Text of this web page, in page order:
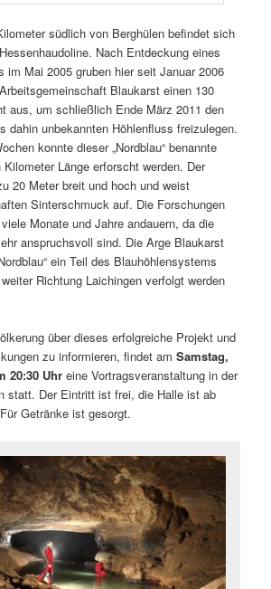
südlich von Berghülen befindet sich
Nach Entdeckung eines
im Mai 2005 gruben hier seit Januar 2006
Blaukarst einen 130
aus, um schließlich Ende März 2011 den
dahin unbekannten Höhlenfluss freizulegen.
konnte dieser „Nordblau“ benannte
Länge erforscht werden. Der
20 Meter breit und hoch und weist
Sinterschmuck auf. Die Forschungen
Monate und Jahre andauern, da die
anspruchsvoll sind. Die Arge Blaukarst
ein Teil des Blauhöhlensystems
Richtung Laichingen verfolgt werden
über dieses erfolgreiche Projekt und
zu informieren, findet amSamstag,
20:30 Uhreine Vortragsveranstaltung in der
statt. Der Eintritt ist frei, die Halle ist ab
Getränke ist gesorgt.